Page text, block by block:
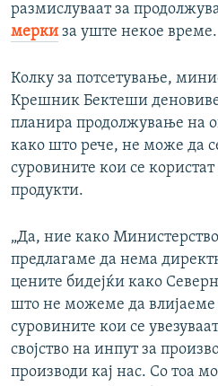
размислуваат за
мерки за уште некое време.
Колку за потсетување,
Крешник Бектеши деновиве
планира продолжување на
како што рече, не може да
суровините кои се користат
продукти.
„Да, ние како
предлагаме да нема
цените бидејќи како
што не можеме да влијаеме
суровините кои се
својство на инпут за
производи кај нас. Со тоа